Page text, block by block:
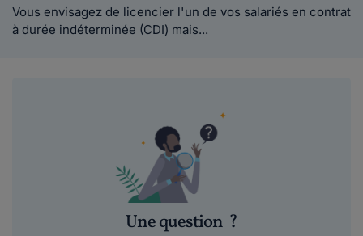
Vous envisagez de licencier l'un de vos salariés en contrat
à durée indéterminée (CDI) mais...
Une question ?